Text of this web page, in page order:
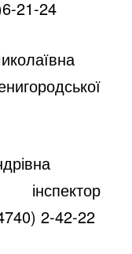
21-24
2-42-22